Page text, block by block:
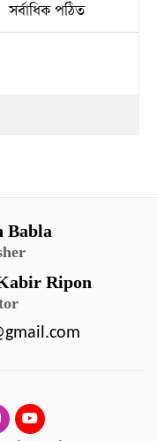
সর্বাধিক পঠিত
Babla
Ripon